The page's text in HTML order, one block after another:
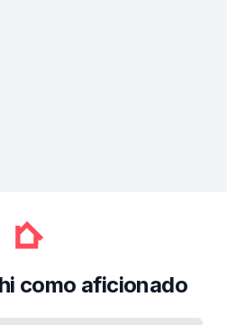
como aficionado